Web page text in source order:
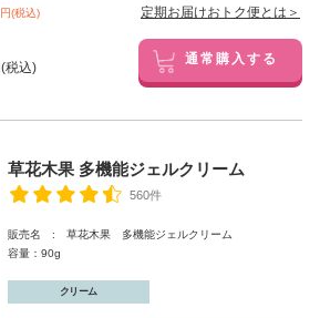
(税込) 定期お届けおトク便とは＞
(税込) 通常購入する
草花木果 多機能ジェルクリーム
560件
販売名 : 草花木果 多機能ジェルクリーム
容量：90g
クリーム